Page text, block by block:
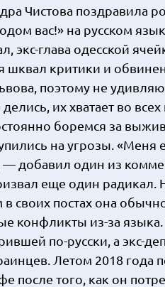
Чистова поздравила
вас!» на русском
экс-глава одесской
шквал критики и
поэтому не
их хватает во
боремся за
на угрозы. «Меня
— добавил один из
еще один
в своих постах она
конфликты из-за языка.
по-русски, а экс-
Летом 2018
после того, как он